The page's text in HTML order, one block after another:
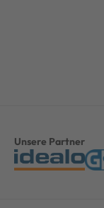
Unsere Partner